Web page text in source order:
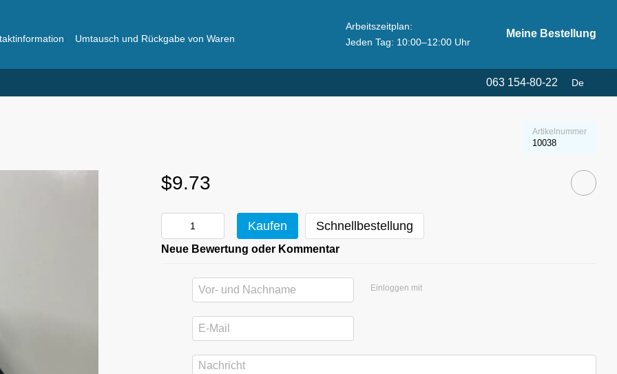
Umtausch und Rückgabe von Waren
Arbeitszeitplan:
Jeden Tag: 10:00–12:00 Uhr
Meine Bestellung
063 154-80-22 De
Artikelnummer
10038
$9.73
Kaufen Schnellbestellung
Neue Bewertung oder Kommentar
Einloggen mit